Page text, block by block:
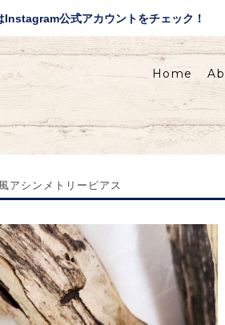
Instagram公式アカウントをチェック！
Home
シンメトリーピアス